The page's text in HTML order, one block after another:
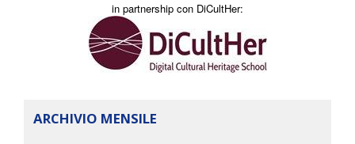
in partnership con DiCultHer:
ARCHIVIO MENSILE